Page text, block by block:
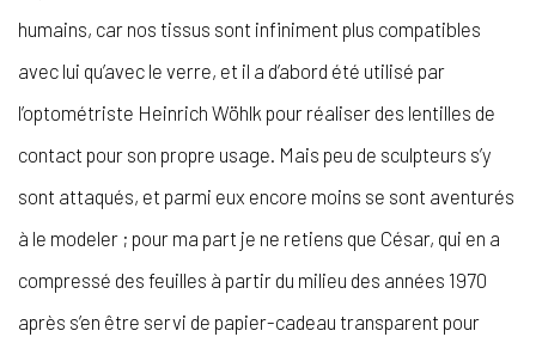
humains, car nos tissus sont infiniment plus compatibles
avec lui qu’avec le verre, et il a d’abord été utilisé par
l’optométriste Heinrich Wöhlk pour réaliser des lentilles de
contact pour son propre usage. Mais peu de sculpteurs s’y
sont attaqués, et parmi eux encore moins se sont aventurés
à le modeler ; pour ma part je ne retiens que César, qui en a
compressé des feuilles à partir du milieu des années 1970
après s’en être servi de papier-cadeau transparent pour